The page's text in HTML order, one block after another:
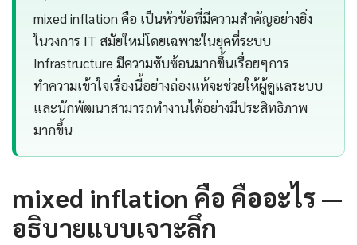
mixed inflation คือ เป็นหัวข้อที่มีความสำคัญอย่างยิ่ง
ในวงการ IT สมัยใหม่โดยเฉพาะในยุคที่ระบบ
Infrastructure มีความซับซ้อนมากขึ้นเรื่อยๆการ
ทำความเข้าใจเรื่องนี้อย่างถ่องแท้จะช่วยให้ผู้ดูแลระบบ
และนักพัฒนาสามารถทำงานได้อย่างมีประสิทธิภาพ
มากขึ้น
mixed inflation คือ คืออะไร —
อธิบายแบบเจาะลึก